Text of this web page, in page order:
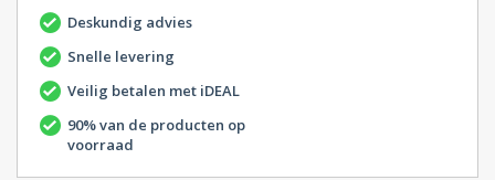
Deskundig advies
Snelle levering
Veilig betalen met iDEAL
90% van de producten op
voorraad